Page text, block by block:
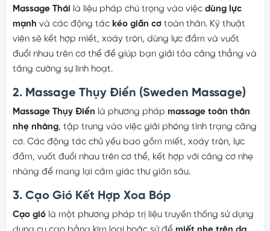
Massage Thái là liệu pháp chú trọng vào việc dùng lực
mạnh và các động tác kéo giãn cơtoàn thân. Kỹ thuật
viên sẽ kết hợp miết, xoáy tròn, dùng lực đầm và vuốt
đuổi nhau trên cơ thể để giúp bạn giải tỏa căng thẳng và
tăng cường sự linh hoạt.
2. Massage Thụy Điển (Sweden Massage)
Massage Thụy Điển là phương pháp massage toàn thân
nhẹ nhàng, tập trung vào việc giải phóng tình trạng căng
cơ. Các động tác chủ yếu bao gồm miết, xoáy tròn, lực
đầm, vuốt đuổi nhau trên cơ thể, kết hợp với căng cơ nhẹ
nhàng để mang lại cảm giác thư giãn sâu.
3. Cạo Gió Kết Hợp Xoa Bóp
Cạo giólà một phương pháp trị liệu truyền thống sử dụng